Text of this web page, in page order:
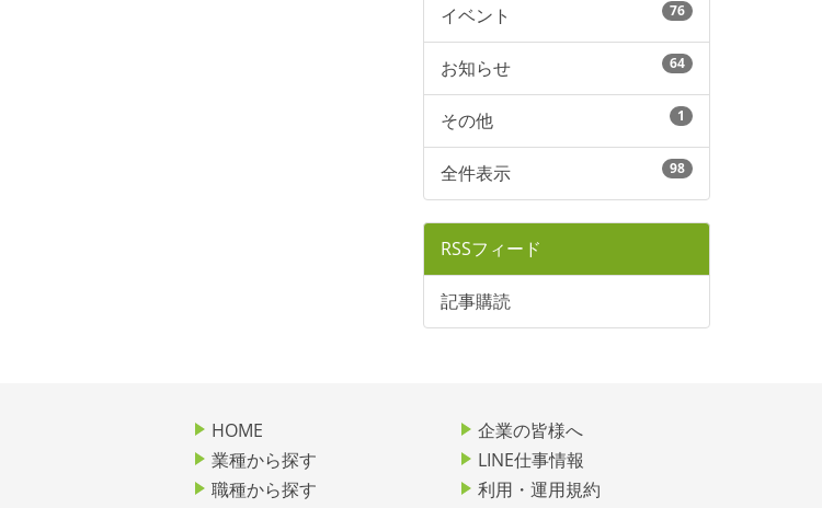
イベント 76
お知らせ 64
その他 1
全件表示 98
RSSフィード
記事購読
HOME
業種から探す
職種から探す
企業の皆様へ
LINE仕事情報
利用・運用規約